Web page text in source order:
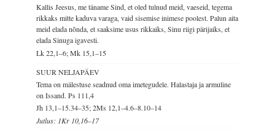
Kallis Jeesus, me täname Sind, et oled tulnud meid, vaeseid, tegema
rikkaks mitte kaduva varaga, vaid sisemise inimese poolest. Palun aita
meid elada nõnda, et saaksime usus rikkaiks, Sinu riigi pärijaiks, et
elada Sinuga igavesti.
Lk 22,1–6; Mk 15,1–15
SUUR NELJAPÄEV
Tema on mälestuse seadnud oma imetegudele. Halastaja ja armuline
on Issand.Ps 111,4
Jh 13,1–15.34–35; 2Ms 12,1–4.6–8.10–14
Jutlus: 1Kr 10,16–17